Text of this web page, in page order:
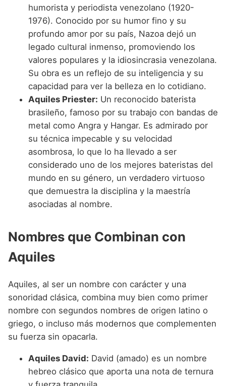
humorista y periodista venezolano (1920-
1976). Conocido por su humor fino y su
profundo amor por su país, Nazoa dejó un
legado cultural inmenso, promoviendo los
valores populares y la idiosincrasia venezolana.
Su obra es un reflejo de su inteligencia y su
capacidad para ver la belleza en lo cotidiano.
Aquiles Priester: Un reconocido baterista
brasileño, famoso por su trabajo con bandas de
metal como Angra y Hangar. Es admirado por
su técnica impecable y su velocidad
asombrosa, lo que lo ha llevado a ser
considerado uno de los mejores bateristas del
mundo en su género, un verdadero virtuoso
que demuestra la disciplina y la maestría
asociadas al nombre.
Nombres que Combinan con
Aquiles
Aquiles, al ser un nombre con carácter y una
sonoridad clásica, combina muy bien como primer
nombre con segundos nombres de origen latino o
griego, o incluso más modernos que complementen
su fuerza sin opacarla.
Aquiles David: David (amado) es un nombre
hebreo clásico que aporta una nota de ternura